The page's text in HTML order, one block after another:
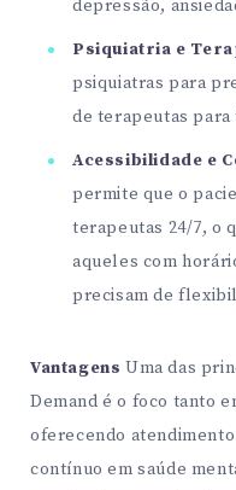
depressão,
Psiquiatria e
psiquiatras para
de terapeutas
Acessibilidade e
permite que o
terapeutas 24/7, o
aqueles com
precisam de
Vantagens Uma das
Demand é o foco tanto
oferecendo
contínuo em saúde